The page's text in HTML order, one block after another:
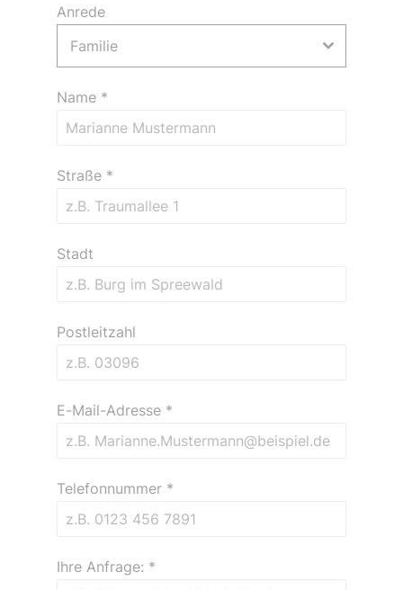
Anrede
Familie
Name *
Straße *
Stadt
Postleitzahl
E-Mail-Adresse *
Telefonnummer *
Ihre Anfrage: *